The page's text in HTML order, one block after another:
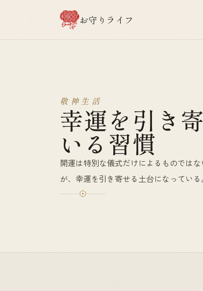
お守りライフ
敬神生活
幸運を引き
いる習慣
開運は特別な儀式だけによるものでは
が、幸運を引き寄せる土台になっている